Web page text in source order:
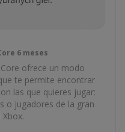
6 meses
ofrece un modo
te permite encontrar
las que quieres jugar:
o jugadores de la gran